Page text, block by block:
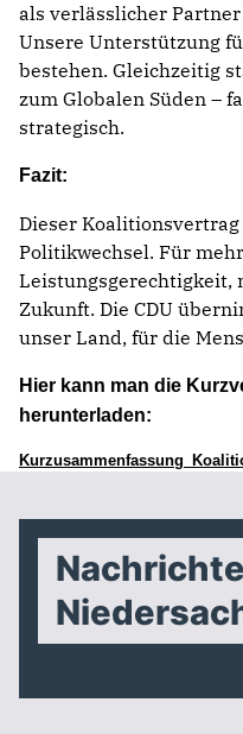
als verlässlicher
Unsere Unterstützung
bestehen. Gleichzeitig
zum Globalen Süden –
strategisch.
Fazit:
Dieser
Politikwechsel. Für
Leistungsgerechtigkeit,
Zukunft. Die CDU
unser Land, für die
Hier kann man die
herunterladen: